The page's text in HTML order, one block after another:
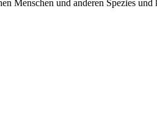
Menschen und anderen Spezies und